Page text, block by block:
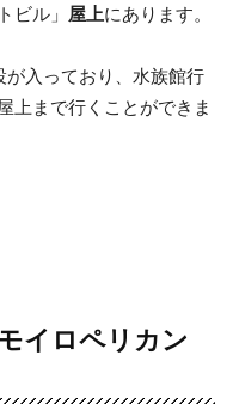
ビル」 屋上にあります。
入っており、水族館行
上まで行くことができま
イロペリカン